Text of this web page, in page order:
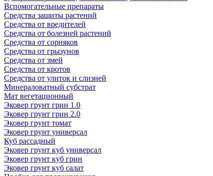
Вспомогательные препараты
Средства защиты растений
Средства от вредителей
Средства от болезней растений
Средства от сорняков
Средства от грызунов
Средства от змей
Средства от кротов
Средства от улиток и слизней
Минераловатный субстрат
Мат вегетационный
Эковер грунт грин 1.0
Эковер грунт грин 2.0
Эковер грунт томат
Эковер грунт универсал
Куб рассадный
Эковер грунт куб универсал
Эковер грунт куб грин
Эковер грунт куб салат